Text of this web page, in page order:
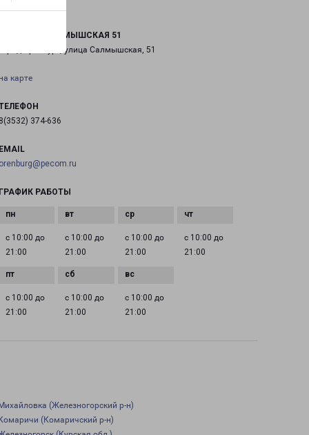
САЛМЫШСКАЯ 51
Оренбург, улица Салмышская, 51
карте
374-636
РАБОТЫ
с 10:00 до
21:00
с 10:00 до
21:00
с 10:00 до
21:00
с 10:00 до
21:00
с 10:00 до
21:00
с 10:00 до
21:00
с 10:00 до
21:00
(Железногорский р-н)
(Комаричский р-н)